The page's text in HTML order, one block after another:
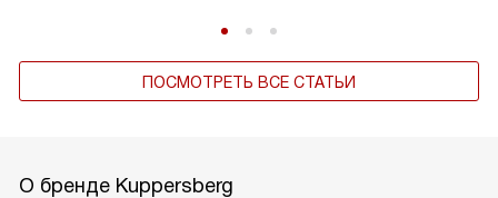
ПОСМОТРЕТЬ ВСЕ СТАТЬИ
О бренде Kuppersberg